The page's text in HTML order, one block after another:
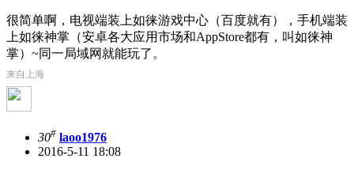
很简单啊，电视端装上如徕游戏中心（百度就有），手机端装
上如徕神掌（安卓各大应用市场和AppStore都有，叫如徕神
掌）~同一局域网就能玩了。
来自上海
30# laoo1976
2016-5-11 18:08